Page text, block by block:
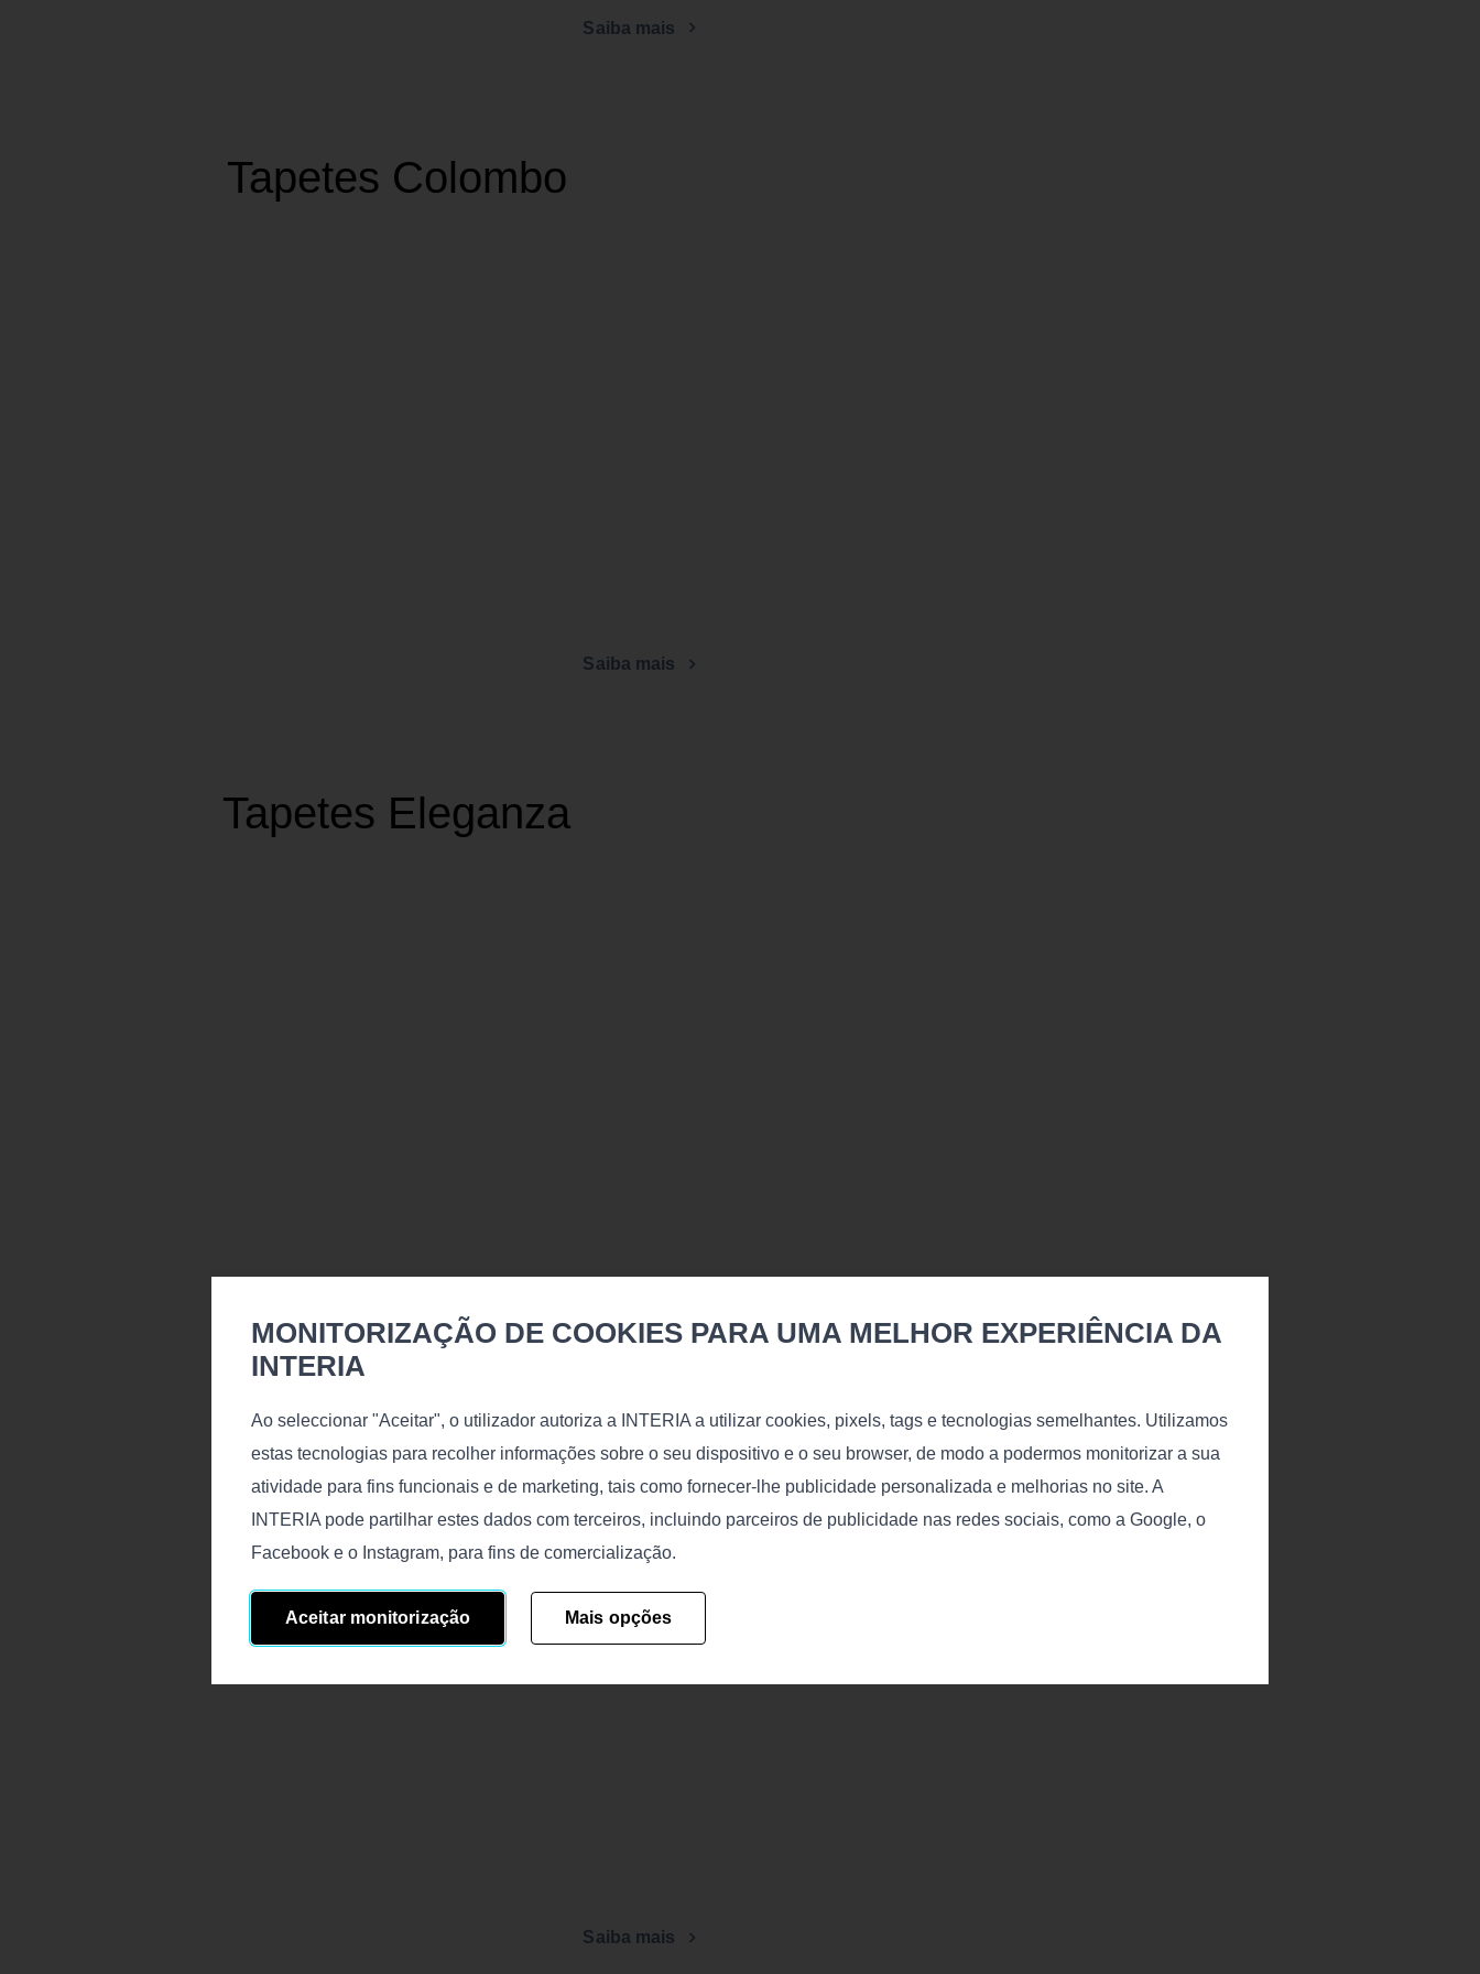
Saiba mais
Tapetes Colombo
Saiba mais
Tapetes Eleganza
Tapetes Kiev
Saiba mais
MONITORIZAÇÃO DE COOKIES PARA UMA MELHOR EXPERIÊNCIA DA
INTERIA
Ao seleccionar "Aceitar", o utilizador autoriza a INTERIA a utilizar cookies, pixels, tags e tecnologias semelhantes. Utilizamos
estas tecnologias para recolher informações sobre o seu dispositivo e o seu browser, de modo a podermos monitorizar a sua
atividade para fins funcionais e de marketing, tais como fornecer-lhe publicidade personalizada e melhorias no site. A
INTERIA pode partilhar estes dados com terceiros, incluindo parceiros de publicidade nas redes sociais, como a Google, o
Facebook e o Instagram, para fins de comercialização.
Aceitar monitorização Mais opções